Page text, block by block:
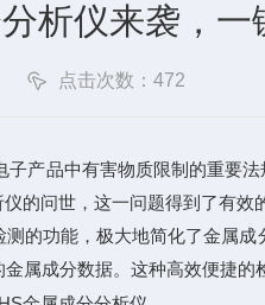
析仪来袭，
点击次数：472
品中有害物质限制的重要法
的问世，这一问题得到了有效
功能，极大地简化了金属成
属成分数据。这种高效便捷